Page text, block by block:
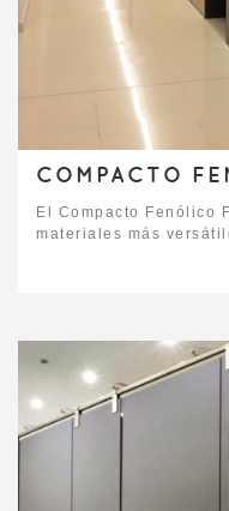
COMPACTO
El Compacto Fenólico
materiales más